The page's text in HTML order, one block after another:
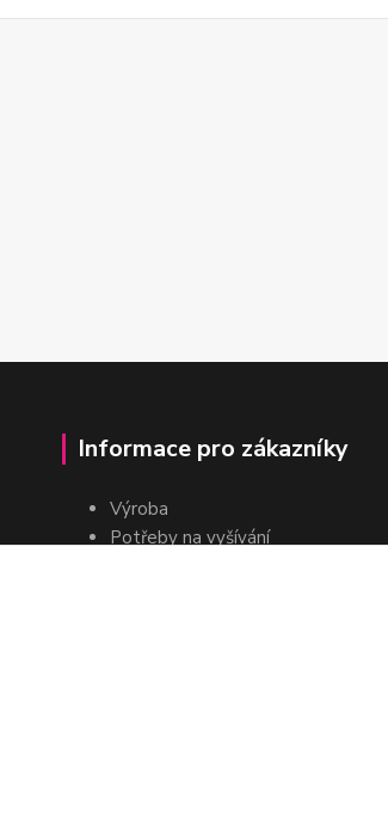
Informace pro zákazníky
Výroba
Potřeby na vyšívání